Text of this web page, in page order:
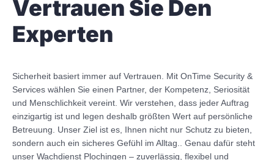
Vertrauen Sie Den
Experten
Sicherheit basiert immer auf Vertrauen. Mit OnTime Security &
Services wählen Sie einen Partner, der Kompetenz, Seriosität
und Menschlichkeit vereint. Wir verstehen, dass jeder Auftrag
einzigartig ist und legen deshalb größten Wert auf persönliche
Betreuung. Unser Ziel ist es, Ihnen nicht nur Schutz zu bieten,
sondern auch ein sicheres Gefühl im Alltag.. Genau dafür steht
unser Wachdienst Plochingen – zuverlässig, flexibel und